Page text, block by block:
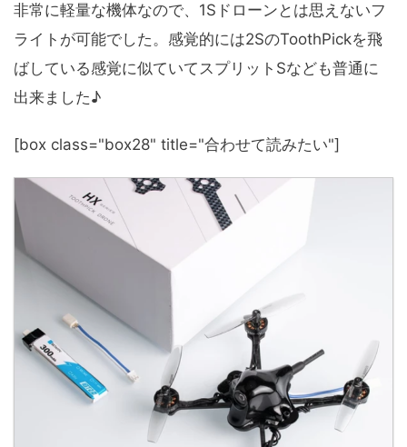
非常に軽量な機体なので、1Sドローンとは思えないフ
ライトが可能でした。感覚的には2SのToothPickを飛
ばしている感覚に似ていてスプリットSなども普通に
出来ました♪
[box class="box28" title="合わせて読みたい"]